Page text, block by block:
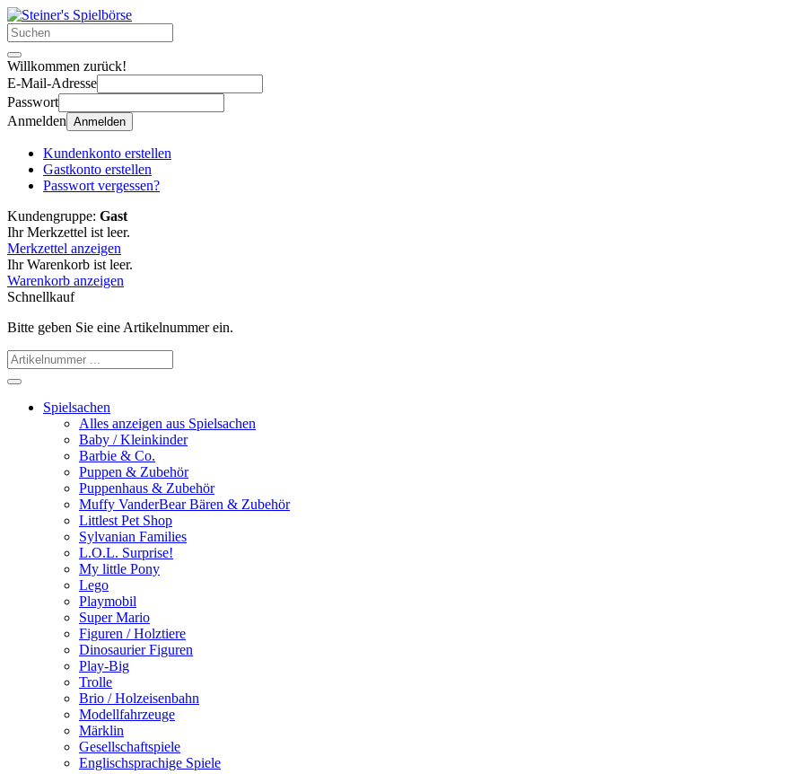
Willkommen zurück!
E-Mail-Adresse
Passwort
Anmelden Anmelden
Kundenkonto erstellen
Gastkonto erstellen
Passwort vergessen?
Kundengruppe: Gast
Ihr Merkzettel ist leer.
Merkzettel anzeigen
Ihr Warenkorb ist leer.
Warenkorb anzeigen
Schnellkauf
Bitte geben Sie eine Artikelnummer ein.
Spielsachen
Alles anzeigen aus Spielsachen
Baby / Kleinkinder
Barbie & Co.
Puppen & Zubehör
Puppenhaus & Zubehör
Muffy VanderBear Bären & Zubehör
Littlest Pet Shop
Sylvanian Families
L.O.L. Surprise!
My little Pony
Lego
Playmobil
Super Mario
Figuren / Holztiere
Dinosaurier Figuren
Play-Big
Trolle
Brio / Holzeisenbahn
Modellfahrzeuge
Märklin
Gesellschaftspiele
Englischsprachige Spiele